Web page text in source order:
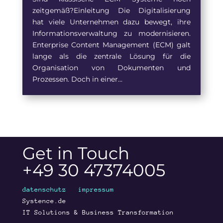
zeitgemäß?Einleitung Die Digitalisierung
hat viele Unternehmen dazu bewegt, ihre
Informationsverwaltung zu modernisieren.
Enterprise Content Management (ECM) galt
lange als die zentrale Lösung für die
Organisation von Dokumenten und
Prozessen. Doch in einer...
Get in Touch
+49 30 47374005
datenschutz
impressum
Systence.de
IT Solutions & Business Transformation